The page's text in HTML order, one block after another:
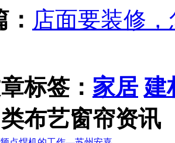
店面要装修
标签： 家居 建
类布艺窗帘资讯